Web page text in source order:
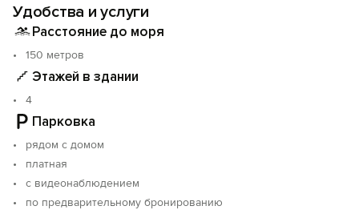
- прачечную​​​​​​​;
- внутренний дворик;
- домашнюю библиотеку.
На первом этаже в каждом корпусе нашего отеля
расположилось уютное кафе для гостей, где они
смогут воспользоваться полноценным вкусным
питанием, включенным в проживание, по
сбалансированному семидневному сет- меню,
специально разработанному шеф-поваром нашего
отеля.
Удобства и услуги
Расстояние до моря
150 метров
Этажей в здании
4
Парковка
рядом с домом
платная
с видеонаблюдением
по предварительному бронированию